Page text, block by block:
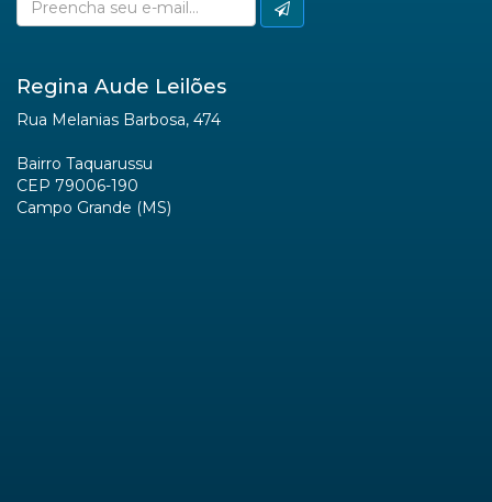
Regina Aude Leilões
Rua Melanias Barbosa, 474
Bairro Taquarussu
CEP 79006-190
Campo Grande (MS)